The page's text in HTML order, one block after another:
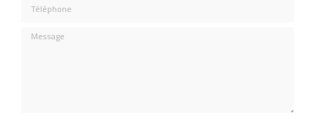
Message